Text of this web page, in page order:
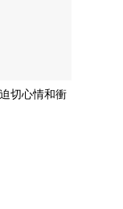
切心情和衝